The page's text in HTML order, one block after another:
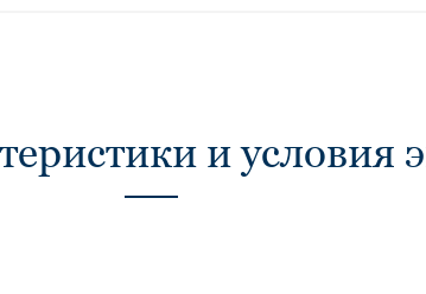
и условия